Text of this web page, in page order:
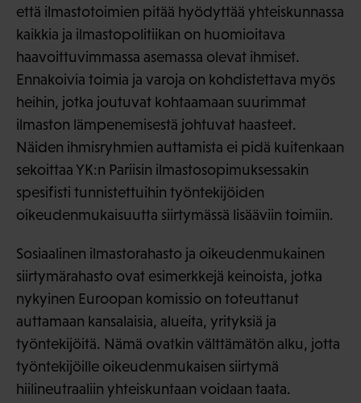
että ilmastotoimien pitää hyödyttää yhteiskunnassa
kaikkia ja ilmastopolitiikan on huomioitava
haavoittuvimmassa asemassa olevat ihmiset.
Ennakoivia toimia ja varoja on kohdistettava myös
heihin, jotka joutuvat kohtaamaan suurimmat
ilmaston lämpenemisestä johtuvat haasteet.
Näiden ihmisryhmien auttamista ei pidä kuitenkaan
sekoittaa YK:n Pariisin ilmastosopimuksessakin
spesifisti tunnistettuihin työntekijöiden
oikeudenmukaisuutta siirtymässä lisääviin toimiin.
Sosiaalinen ilmastorahasto ja oikeudenmukainen
siirtymärahasto ovat esimerkkejä keinoista, jotka
nykyinen Euroopan komissio on toteuttanut
auttamaan kansalaisia, alueita, yrityksiä ja
työntekijöitä. Nämä ovatkin välttämätön alku, jotta
työntekijöille oikeudenmukaisen siirtymä
hiilineutraaliin yhteiskuntaan voidaan taata.